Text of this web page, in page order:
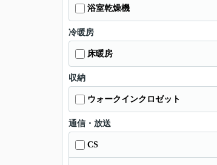
浴室乾燥機
冷暖房
床暖房
収納
ウォークインクロゼット
通信・放送
CS